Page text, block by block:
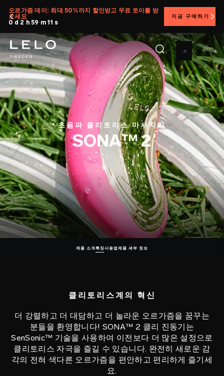
콘
텐
츠
로
건
너
뛰
기
오르가즘 데이: 최대 50%까지 할인받고 무료 토이를 받
으세요
0 d 2 h 59 m 9 s
지금 구매하기
초음파 클리토리스 마사지기
SONA™ 2
제품 소개 특징 사용법 제품 세부 정보
클리토리스계의 혁신
더 강렬하고 더 대담하고 더 놀라운 오르가즘을 꿈꾸는
분들을 환영합니다! SONA™ 2 클리 진동기는
SenSonic™ 기술을 사용하여 이전보다 더 많은 설정으로
클리토리스 자극을 즐길 수 있습니다. 완전히 새로운 감
각의 전혀 색다른 오르가즘을 편안하고 편리하게 즐기세
요.